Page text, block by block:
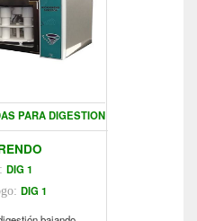
PARA DIGESTION
DIG 1
DIG 1